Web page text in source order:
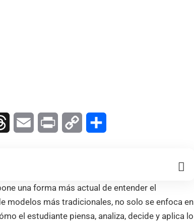
Threads Email Print Copy
una forma más actual de entender el
modelos más tradicionales, no solo se enfoca en
el estudiante piensa, analiza, decide y aplica lo